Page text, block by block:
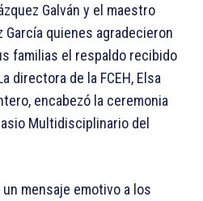
Galván y el maestro
García quienes agradecieron
familias el respaldo recibido
directora de la FCEH, Elsa
encabezó la ceremonia
Multidisciplinario del
un mensaje emotivo a los